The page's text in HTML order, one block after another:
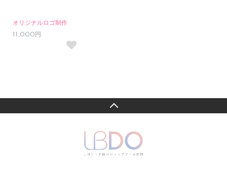
オリジナルロゴ制作
11,000円